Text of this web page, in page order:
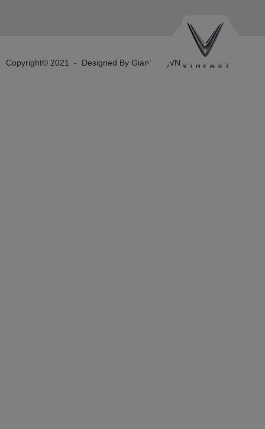
Copyright© 2021 - Designed By GianHangVN